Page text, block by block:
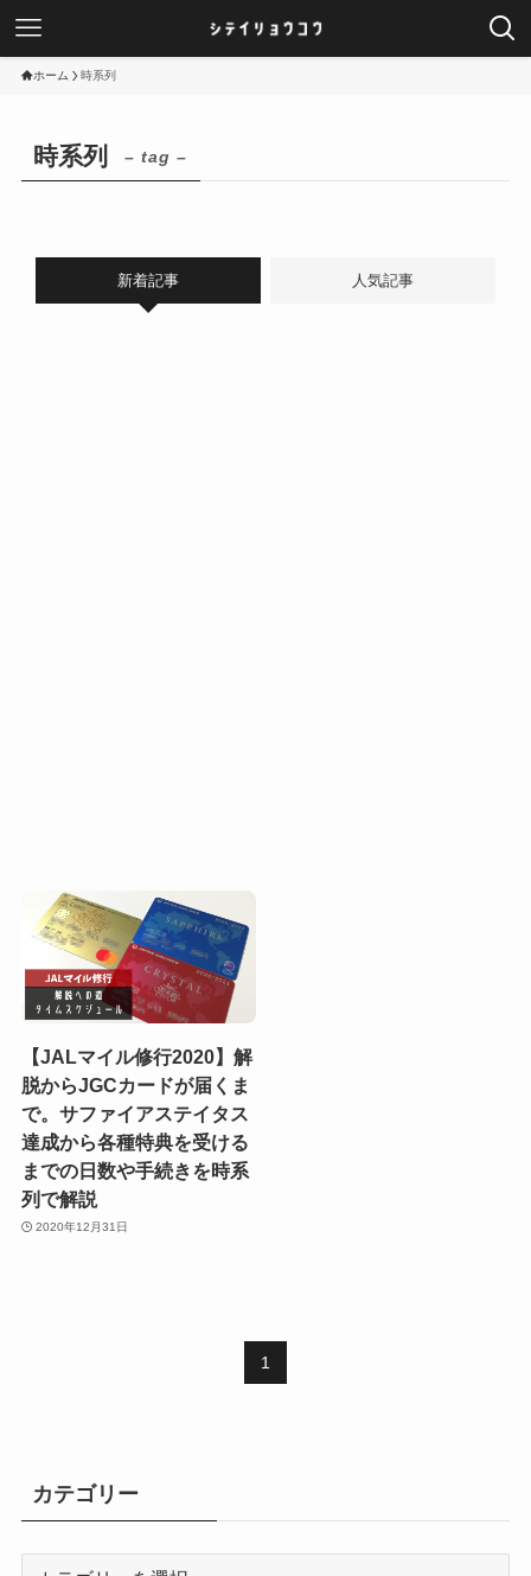
ホーム 時系列
時系列 – tag –
新着記事 人気記事
【JALマイル修行2020】解
脱からJGCカードが届くま
で。サファイアステイタス
達成から各種特典を受ける
までの日数や手続きを時系
列で解説
2020年12月31日
1
カテゴリー